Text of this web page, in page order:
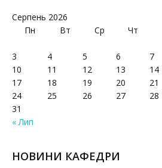
Серпень 2026
Пн
Вт Ср Чт
« Лип
3
4 5 6 7
10
11 12 13 14
17
18 19 20 21
24
25 26 27 28
31
НОВИНИ КАФЕДРИ